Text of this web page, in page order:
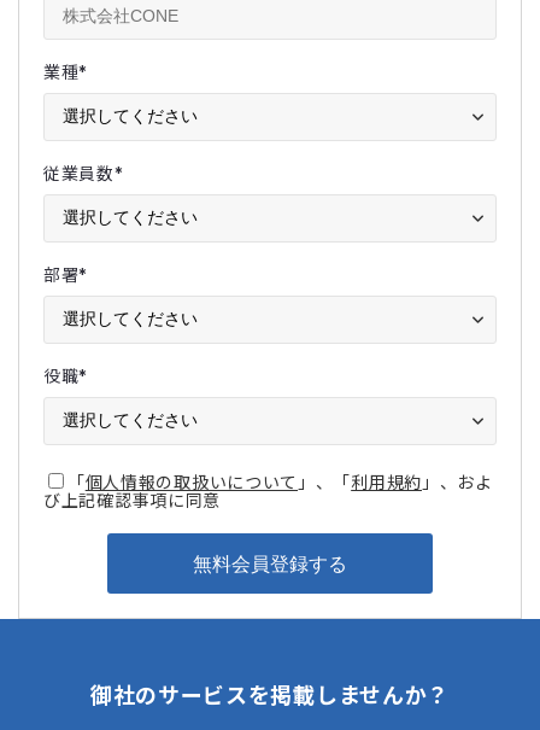
業種*
従業員数*
部署*
役職*
「個人情報の取扱いについて 」、「利用規約 」、およ
び上記確認事項に同意
御社のサービスを掲載しませんか？